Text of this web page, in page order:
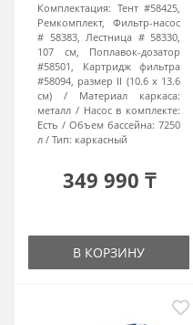
Комплектация: Тент #58425,
Ремкомплект, Фильтр-насос
# 58383, Лестница # 58330,
107 см, Поплавок-дозатор
#58501, Картридж фильтра
#58094, размер II (10.6 x 13.6
см)
Материал каркаса:
металл
Насос в комплекте:
Есть
Объем бассейна: 7250
л
Тип: каркасный
349 990 ₸
В КОРЗИНУ